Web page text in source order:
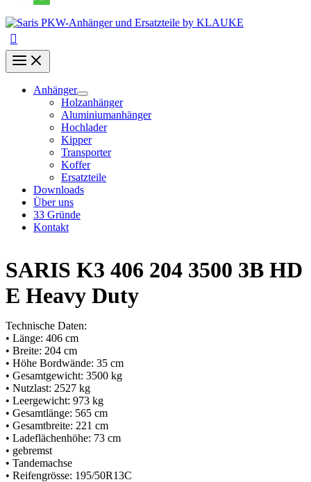
Anhänger
Holzanhänger
Aluminiumanhänger
Hochlader
Kipper
Transporter
Koffer
Ersatzteile
Downloads
Über uns
33 Gründe
Kontakt
SARIS K3 406 204 3500 3B HD
E Heavy Duty
Technische Daten:
• Länge: 406 cm
• Breite: 204 cm
• Höhe Bordwände: 35 cm
• Gesamtgewicht: 3500 kg
• Nutzlast: 2527 kg
• Leergewicht: 973 kg
• Gesamtlänge: 565 cm
• Gesamtbreite: 221 cm
• Ladeflächenhöhe: 73 cm
• gebremst
• Tandemachse
• Reifengrösse: 195/50R13C